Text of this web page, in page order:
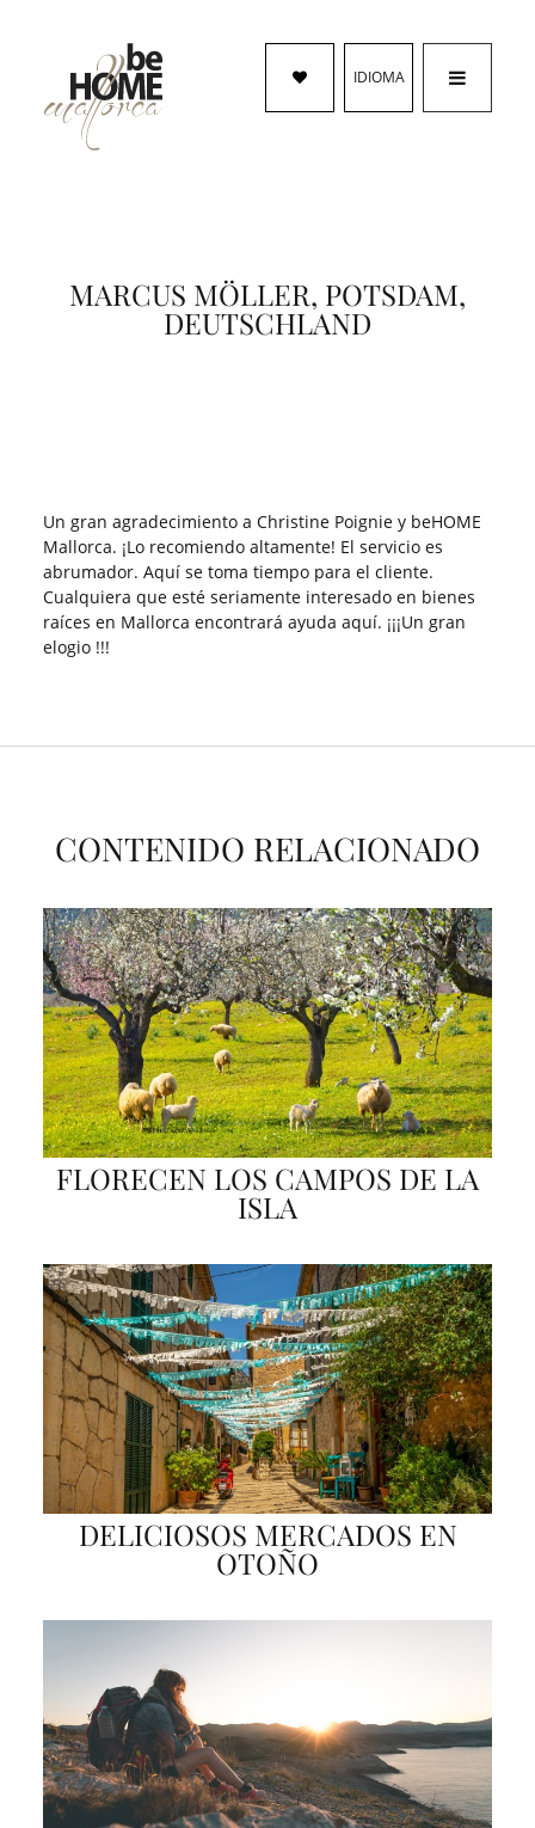
IDIOMA
MARCUS MÖLLER, POTSDAM,
DEUTSCHLAND
Un gran agradecimiento a Christine Poignie y beHOME
Mallorca. ¡Lo recomiendo altamente! El servicio es
abrumador. Aquí se toma tiempo para el cliente.
Cualquiera que esté seriamente interesado en bienes
raíces en Mallorca encontrará ayuda aquí. ¡¡¡Un gran
elogio !!!
CONTENIDO RELACIONADO
FLORECEN LOS CAMPOS DE LA
ISLA
DELICIOSOS MERCADOS EN
OTOÑO